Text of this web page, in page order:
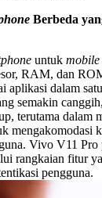
Berbeda
untuk
RAM, dan
aplikasi dalam
semakin canggih,
terutama dalam
mengakomodasi
Vivo V11 Pro
rangkaian fitur
pengguna.